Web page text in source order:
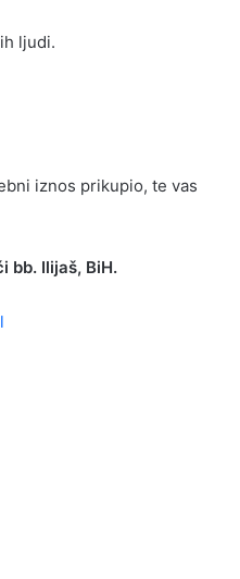
ljudi.
iznos prikupio, te vas
bb. Ilijaš, BiH.